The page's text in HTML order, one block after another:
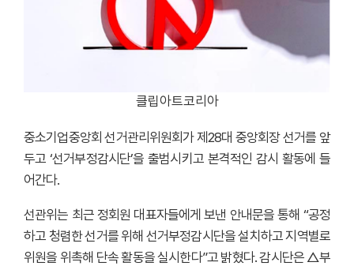
클립아트코리아
중소기업중앙회 선거관리위원회가 제28대 중앙회장 선거를 앞
두고 ‘선거부정감시단’을 출범시키고 본격적인 감시 활동에 들
어간다.
선관위는 최근 정회원 대표자들에게 보낸 안내문을 통해 “공정
하고 청렴한 선거를 위해 선거부정감시단을 설치하고 지역별로
위원을 위촉해 단속 활동을 실시한다”고 밝혔다. 감시단은 △부